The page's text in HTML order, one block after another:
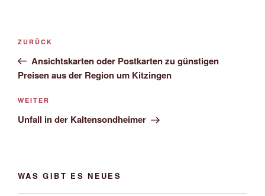
Beitrags-
Vorheriger
Beitrag
ZURÜCK
Ansichtskarten oder Postkarten zu günstigen
Preisen aus der Region um Kitzingen
Nächster
Beitrag
WEITER
Unfall in der Kaltensondheimer
WAS GIBT ES NEUES